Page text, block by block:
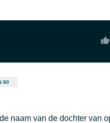
80
naam van de dochter van